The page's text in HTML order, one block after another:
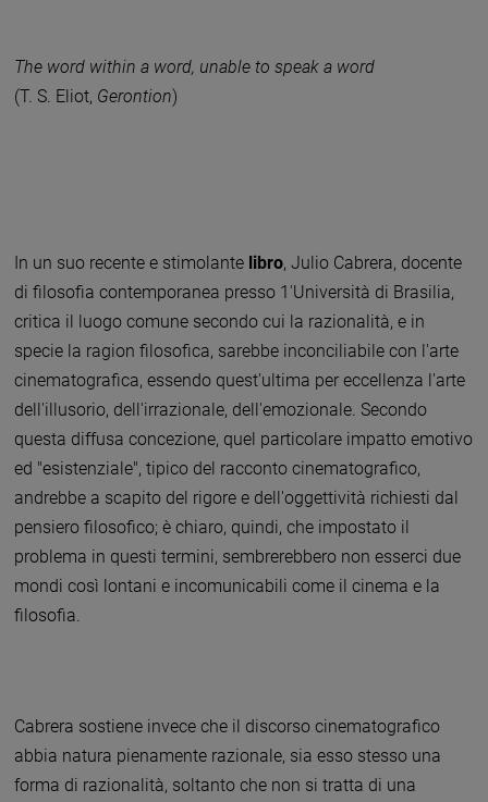
The word within a word, unable to speak a word
(T. S. Eliot, Gerontion)
In un suo recente e stimolante libro, Julio Cabrera, docente
di filosofia contemporanea presso 1'Università di Brasilia,
critica il luogo comune secondo cui la razionalità, e in
specie la ragion filosofica, sarebbe inconciliabile con l'arte
cinematografica, essendo quest'ultima per eccellenza l'arte
dell'illusorio, dell'irrazionale, dell'emozionale. Secondo
questa diffusa concezione, quel particolare impatto emotivo
ed "esistenziale", tipico del racconto cinematografico,
andrebbe a scapito del rigore e dell'oggettività richiesti dal
pensiero filosofico; è chiaro, quindi, che impostato il
problema in questi termini, sembrerebbero non esserci due
mondi così lontani e incomunicabili come il cinema e la
filosofia.
Cabrera sostiene invece che il discorso cinematografico
abbia natura pienamente razionale, sia esso stesso una
forma di razionalità, soltanto che non si tratta di una